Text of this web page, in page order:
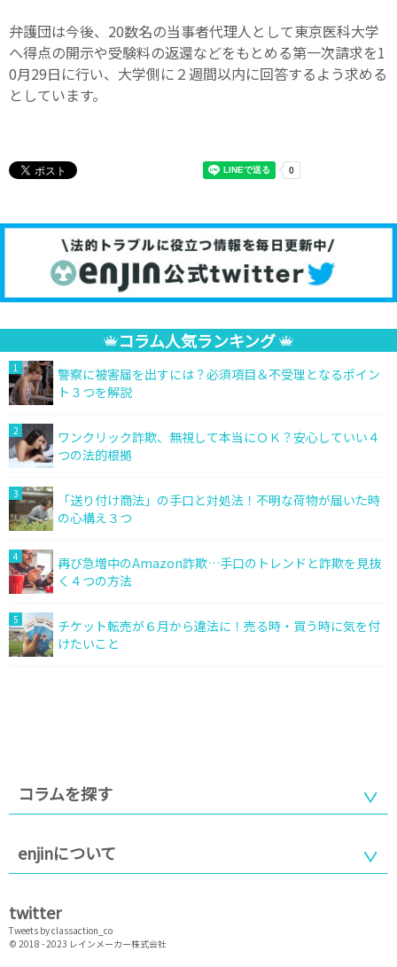
弁護団は今後、20数名の当事者代理人として東京医科大学
へ得点の開示や受験料の返還などをもとめる第一次請求を1
0月29日に行い、大学側に２週間以内に回答するよう求める
としています。
コラム人気ランキング
1
警察に被害届を出すには？必須項目＆不受理となるポイン
ト３つを解説
2
ワンクリック詐欺、無視して本当にＯＫ？安心していい４
つの法的根拠
3
「送り付け商法」の手口と対処法！不明な荷物が届いた時
の心構え３つ
4
再び急増中のAmazon詐欺…手口のトレンドと詐欺を見抜
く４つの方法
5
チケット転売が６月から違法に！売る時・買う時に気を付
けたいこと
コラムを探す
enjinについて
twitter
Tweets by classaction_co
© 2018 - 2023 レインメーカー株式会社